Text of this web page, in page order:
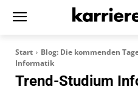
Start Blog: Die kommenden
Informatik
Trend-Studium